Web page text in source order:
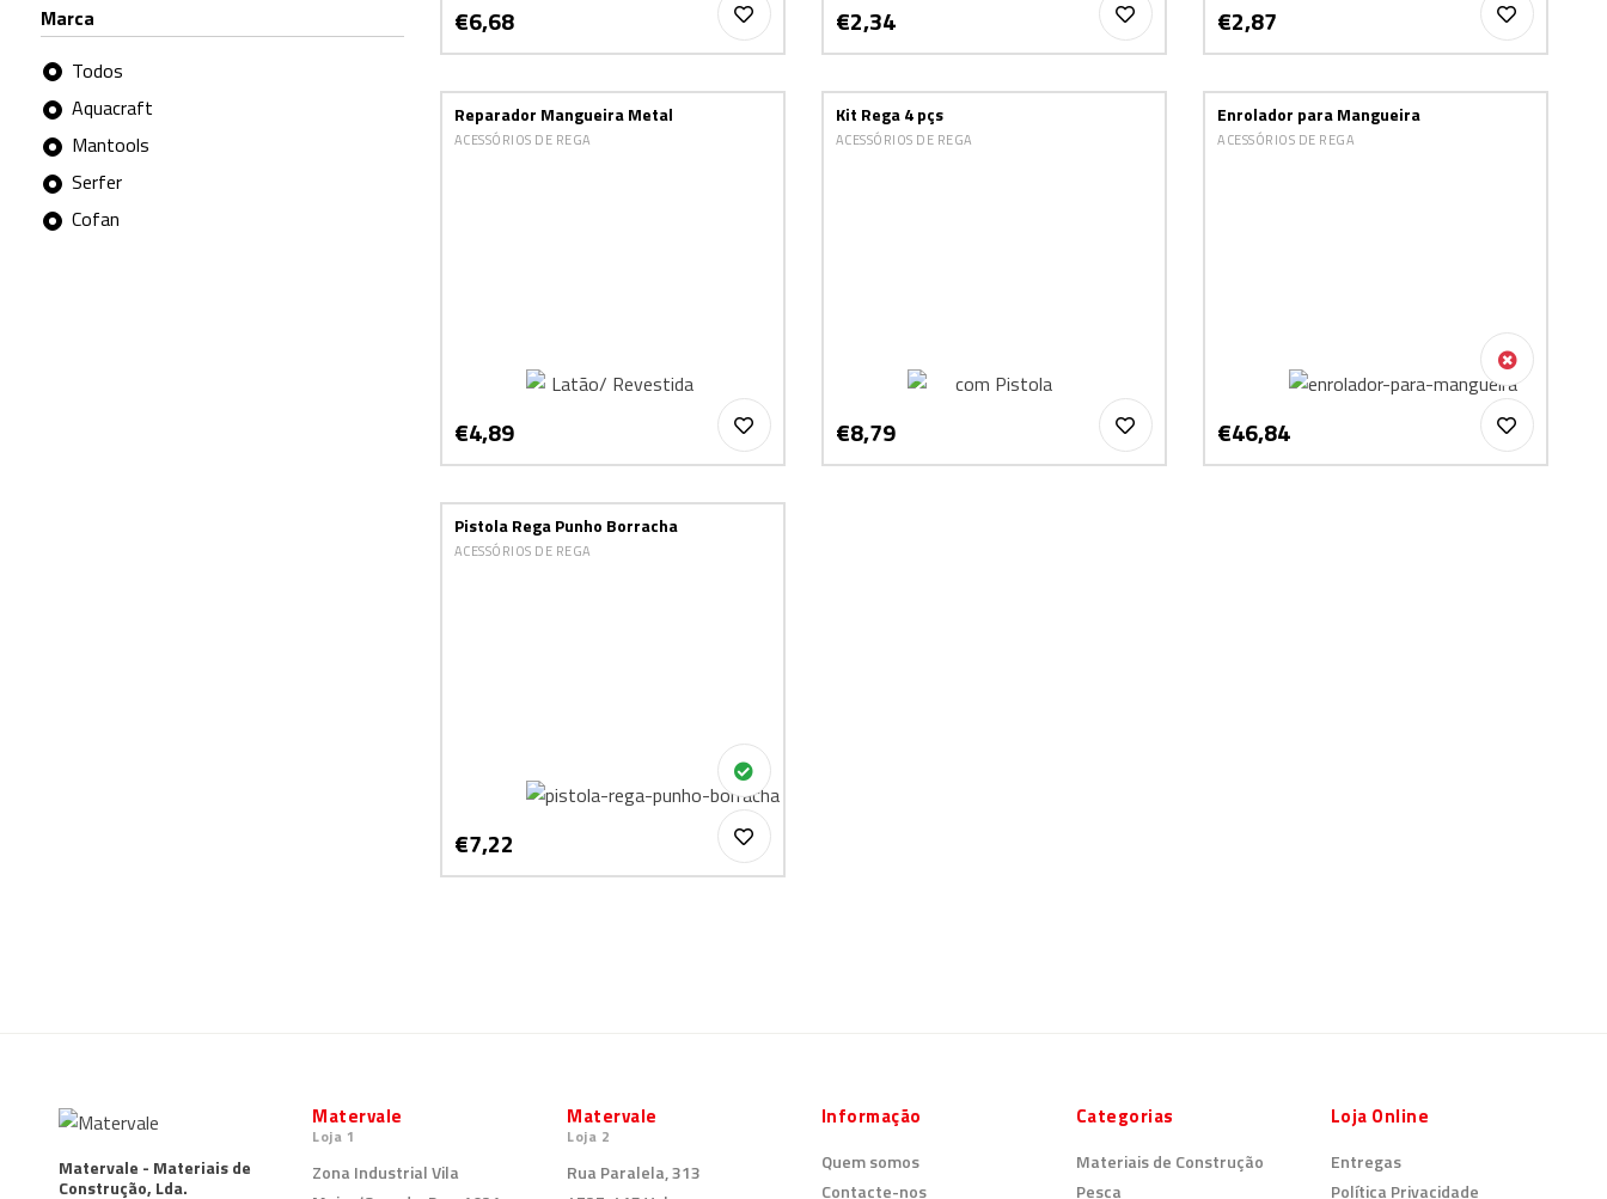
Marca
Todos
Aquacraft
Mantools
Serfer
Cofan
€6,68 €2,34 €2,87
Reparador Mangueira Metal
ACESSÓRIOS DE REGA
€4,89
Kit Rega 4 pçs
ACESSÓRIOS DE REGA
€8,79
Enrolador para Mangueira
ACESSÓRIOS DE REGA
€46,84
Pistola Rega Punho Borracha
ACESSÓRIOS DE REGA
€7,22
Matervale - Materiais de
Construção, Lda.
Matervale
Loja 1
Zona Industrial Vila
Matervale
Loja 2
Rua Paralela, 313
Informação
Quem somos
Contacte-nos
Categorias
Materiais de Construção
Pesca
Loja Online
Entregas
Política Privacidade